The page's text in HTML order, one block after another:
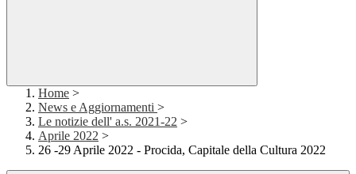
Home >
News e Aggiornamenti >
Le notizie dell' a.s. 2021-22 >
Aprile 2022 >
26 -29 Aprile 2022 - Procida, Capitale della Cultura 2022